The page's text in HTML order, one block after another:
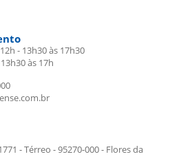
- 13h30 às 17h30
às 17h
- Térreo - 95270-000 - Flores da